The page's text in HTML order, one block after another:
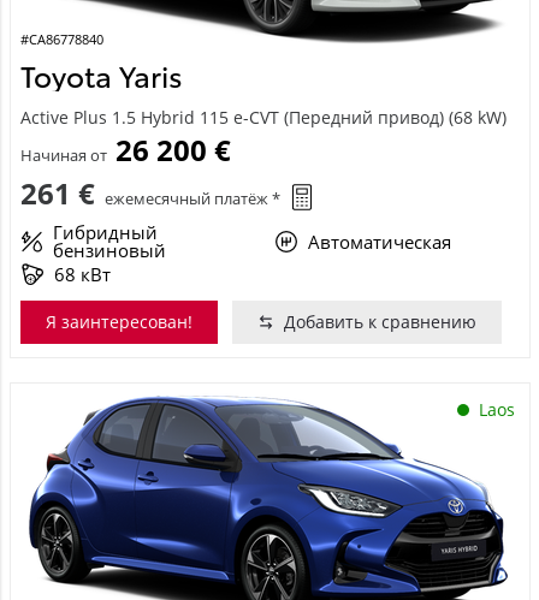
#CA86778840
Toyota Yaris
Active Plus 1.5 Hybrid 115 e-CVT (Передний привод) (68 kW)
Начиная от 26 200 €
261 € ежемесячный платёж *
Гибридный
бензиновый
Автоматическая
68 кВт
Я заинтересован! Добавить к сравнению
Laos